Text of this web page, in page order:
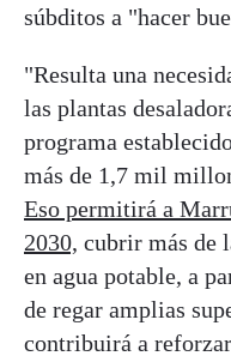
súbditos a "hacer
"Resulta una
las plantas
programa
más de 1,7 mil
Eso permitirá a
2030, cubrir más de
en agua potable, a
de regar amplias
contribuirá a